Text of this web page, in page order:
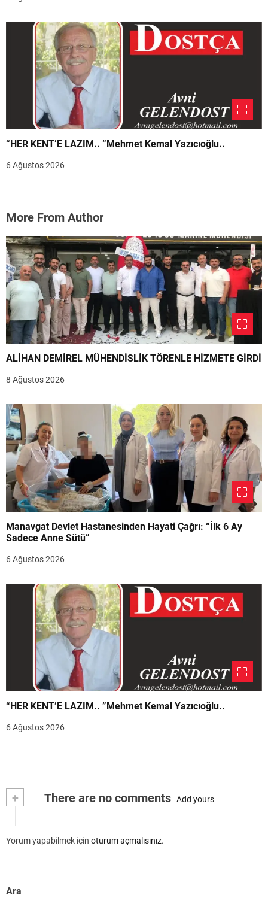
“HER KENT’E LAZIM.. ”Mehmet Kemal Yazıcıoğlu..
6 Ağustos 2026
More From Author
ALİHAN DEMİREL MÜHENDİSLİK TÖRENLE HİZMETE GİRDİ
8 Ağustos 2026
Manavgat Devlet Hastanesinden Hayati Çağrı: “İlk 6 Ay
Sadece Anne Sütü”
6 Ağustos 2026
“HER KENT’E LAZIM.. ”Mehmet Kemal Yazıcıoğlu..
6 Ağustos 2026
+ There are no comments Add yours
Yorum yapabilmek için oturum açmalısınız.
Ara